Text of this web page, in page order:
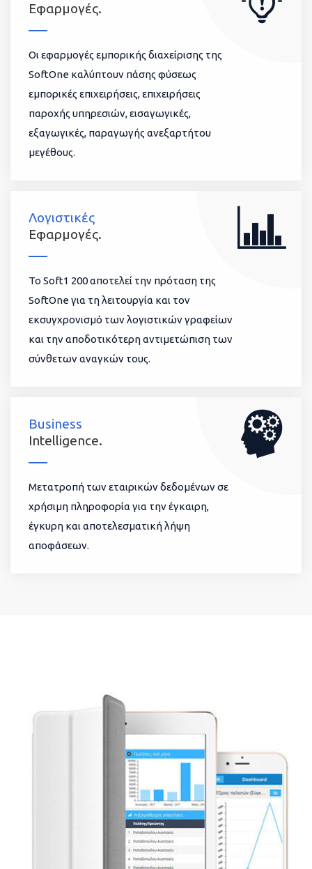
Εφαρμογές.
Οι εφαρμογές εμπορικής διαχείρισης της
SoftOne καλύπτουν πάσης φύσεως
εμπορικές επιχειρήσεις, επιχειρήσεις
παροχής υπηρεσιών, εισαγωγικές,
εξαγωγικές, παραγωγής ανεξαρτήτου
μεγέθους.
Λογιστικές
Εφαρμογές.
To Soft1 200 αποτελεί την πρόταση της
SoftOne για τη λειτουργία και τον
εκσυγχρονισμό των λογιστικών γραφείων
και την αποδοτικότερη αντιμετώπιση των
σύνθετων αναγκών τους.
Business
Intelligence.
Μετατροπή των εταιρικών δεδομένων σε
χρήσιμη πληροφορία για την έγκαιρη,
έγκυρη και αποτελεσματική λήψη
αποφάσεων.